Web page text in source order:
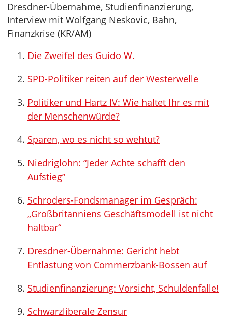
Dresdner-Übernahme, Studienfinanzierung,
Interview mit Wolfgang Neskovic, Bahn,
Finanzkrise (KR/AM)
Die Zweifel des Guido W.
SPD-Politiker reiten auf der Westerwelle
Politiker und Hartz IV: Wie haltet Ihr es mit
der Menschenwürde?
Sparen, wo es nicht so wehtut?
Niedriglohn: “Jeder Achte schafft den
Aufstieg”
Schroders-Fondsmanager im Gespräch:
„Großbritanniens Geschäftsmodell ist nicht
haltbar“
Dresdner-Übernahme: Gericht hebt
Entlastung von Commerzbank-Bossen auf
Studienfinanzierung: Vorsicht, Schuldenfalle!
Schwarzliberale Zensur